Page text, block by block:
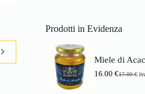
Prodotti in Evidenza
Miele di
17.00€
I
16.00 €
I